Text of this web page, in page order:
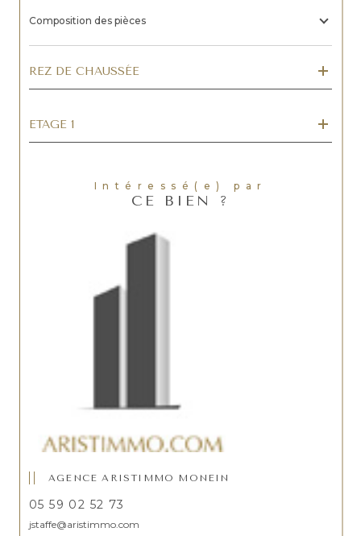
Composition des pièces
REZ DE CHAUSSÉE
ETAGE 1
Intéressé(e) par
CE BIEN ?
AGENCE ARISTIMMO MONEIN
05 59 02 52 73
jstaffe@aristimmo.com